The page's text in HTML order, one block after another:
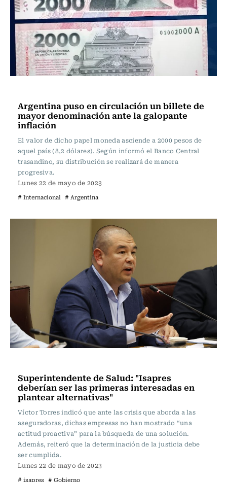
Argentina puso en circulación un billete de
mayor denominación ante la galopante
inflación
El valor de dicho papel moneda asciende a 2000 pesos de
aquel país (8,2 dólares). Según informó el Banco Central
trasandino, su distribución se realizará de manera
progresiva.
Lunes 22 de mayo de 2023
# Internacional # Argentina
Superintendente de Salud: "Isapres
deberían ser las primeras interesadas en
plantear alternativas"
Víctor Torres indicó que ante las crisis que aborda a las
aseguradoras, dichas empresas no han mostrado “una
actitud proactiva” para la búsqueda de una solución.
Además, reiteró que la determinación de la justicia debe
ser cumplida.
Lunes 22 de mayo de 2023
# isapres # Gobierno